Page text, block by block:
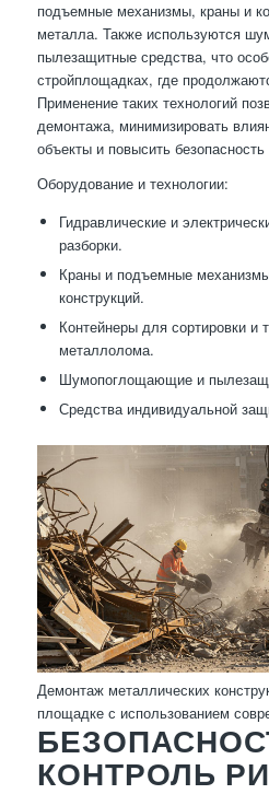
подъемные механизмы, краны и
металла. Также используются
пылезащитные средства, что
стройплощадках, где
Применение таких технологий
демонтажа, минимизировать
объекты и повысить
Оборудование и технологии:
Гидравлические и
разборки.
Краны и подъемные
конструкций.
Контейнеры для сортировки и
металлолома.
Шумопоглощающие и
Средства индивидуальной
Демонтаж металлических
площадке с использованием
КОНТРОЛЬ